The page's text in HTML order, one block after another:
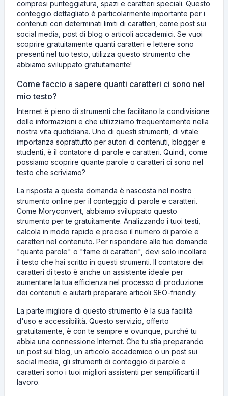
compresi punteggiatura, spazi e caratteri speciali. Questo
conteggio dettagliato è particolarmente importante per i
contenuti con determinati limiti di caratteri, come post sui
social media, post di blog o articoli accademici. Se vuoi
scoprire gratuitamente quanti caratteri e lettere sono
presenti nel tuo testo, utilizza questo strumento che
abbiamo sviluppato gratuitamente!
Come faccio a sapere quanti caratteri ci sono nel
mio testo?
Internet è pieno di strumenti che facilitano la condivisione
delle informazioni e che utilizziamo frequentemente nella
nostra vita quotidiana. Uno di questi strumenti, di vitale
importanza soprattutto per autori di contenuti, blogger e
studenti, è il contatore di parole e caratteri. Quindi, come
possiamo scoprire quante parole o caratteri ci sono nel
testo che scriviamo?
La risposta a questa domanda è nascosta nel nostro
strumento online per il conteggio di parole e caratteri.
Come Moryconvert, abbiamo sviluppato questo
strumento per te gratuitamente. Analizzando i tuoi testi,
calcola in modo rapido e preciso il numero di parole e
caratteri nel contenuto. Per rispondere alle tue domande
"quante parole" o "fame di caratteri", devi solo incollare
il testo che hai scritto in questi strumenti. Il contatore dei
caratteri di testo è anche un assistente ideale per
aumentare la tua efficienza nel processo di produzione
dei contenuti e aiutarti preparare articoli SEO-friendly.
La parte migliore di questo strumento è la sua facilità
d'uso e accessibilità. Questo servizio, offerto
gratuitamente, è con te sempre e ovunque, purché tu
abbia una connessione Internet. Che tu stia preparando
un post sul blog, un articolo accademico o un post sui
social media, gli strumenti di conteggio di parole e
caratteri sono i tuoi migliori assistenti per semplificarti il ​​
lavoro.